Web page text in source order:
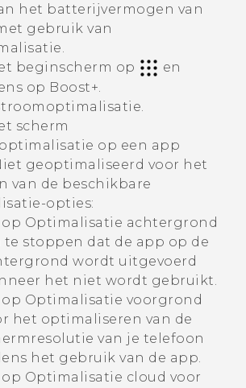
& -accessoires
het batterijvermogen van
gebruik van
beginscherm op
en
op Boost+.
.
scherm
op een app
geoptimaliseerd voor het
van de beschikbare
opties:
op Optimalisatie achtergrond
te stoppen dat de app op de
wordt uitgevoerd
het niet wordt gebruikt.
op Optimalisatie voorgrond
het optimaliseren van de
van je telefoon
het gebruik van de app.
op Optimalisatie cloud voor